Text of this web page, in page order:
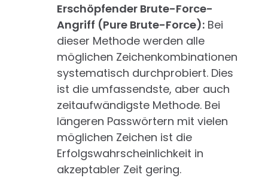
Erschöpfender Brute-Force-
Angriff (Pure Brute-Force): Bei
dieser Methode werden alle
möglichen Zeichenkombinationen
systematisch durchprobiert. Dies
ist die umfassendste, aber auch
zeitaufwändigste Methode. Bei
längeren Passwörtern mit vielen
möglichen Zeichen ist die
Erfolgswahrscheinlichkeit in
akzeptabler Zeit gering.